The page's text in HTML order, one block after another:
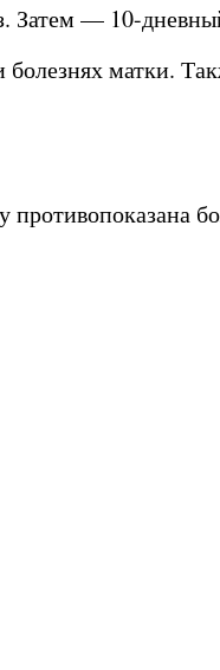
Затем — 10-
матки.